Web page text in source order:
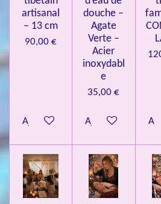
l
artisanal
– 13 cm
90,00 €
Ajouter au panier
douche –
Agate
Verte –
Acier
inoxydabl
e
35,00 €
Ajouter au panier